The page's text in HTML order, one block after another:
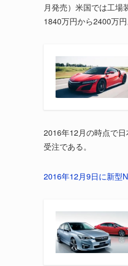
月発売）米国では工場
1840万円から2400万
2016年12月の時点で
受注である。
2016年12月9日に新型